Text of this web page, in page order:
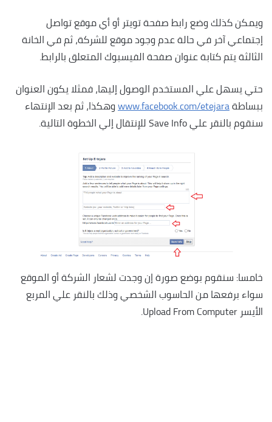
ويمكن كذلك وضع رابط صفحة تويتر أو أي موقع تواصل
إجتماعي آخر في حالة عدم وجود موقع للشركة، ثم في الخانة
الثالثة يتم كتابة عنوان صفحة الفيسبوك المتعلق بالرابط.
حتي يسهل علي المستخدم الوصول إليها، فمثلا يكون العنوان
ببساطةwww.facebook.com/etejaraوهكذا، ثم بعد الإنتهاء
سنقوم بالنقر علي Save Info للإنتقال إلي الخطوة التالية.
خامسا: سنقوم بوضع صورة إن وجدت لشعار الشركة أو الموقع
سواء برفعها من الحاسوب الشخصي وذلك بالنقر علي المربع
الأيسر Upload From Computer.